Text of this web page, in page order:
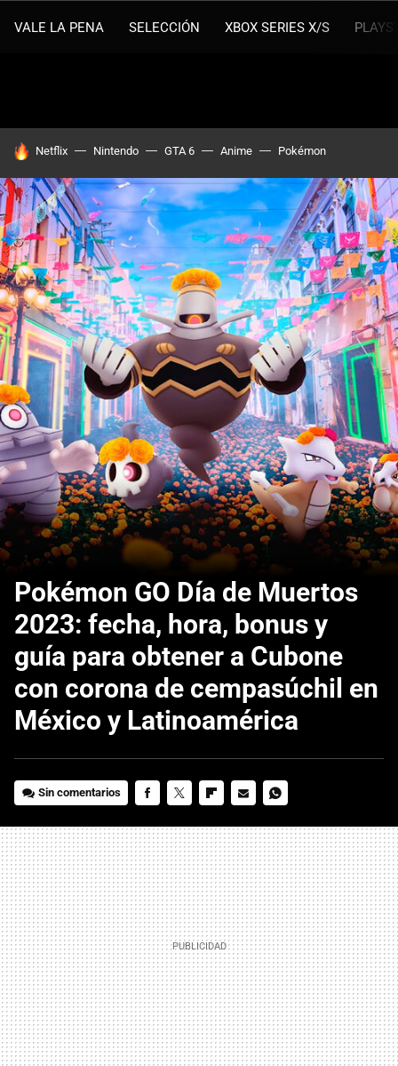
VALE LA PENA SELECCIÓN XBOX SERIES X/S
HOY SE HABLA DE
Netflix Nintendo GTA 6 Anime Pokémon
Pokémon GO Día de Muertos
2023: fecha, hora, bonus y
guía para obtener a Cubone
con corona de cempasúchil en
México y Latinoamérica
Sin comentarios
MAIL